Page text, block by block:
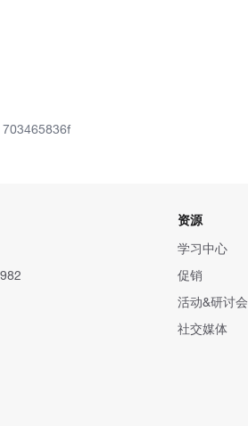
资源
学习中心
促销
活动&研讨会
社交媒体